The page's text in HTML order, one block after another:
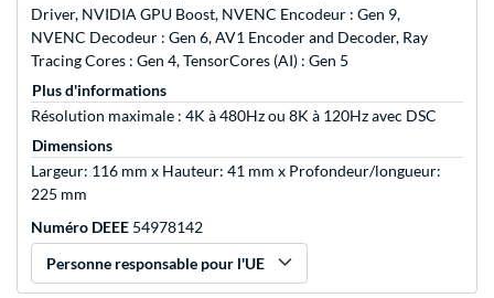
Driver, NVIDIA GPU Boost, NVENC Encodeur : Gen 9,
NVENC Decodeur : Gen 6, AV1 Encoder and Decoder, Ray
Tracing Cores : Gen 4, TensorCores (AI) : Gen 5
Plus d'informations
Résolution maximale : 4K à 480Hz ou 8K à 120Hz avec DSC
Dimensions
Largeur: 116 mm x Hauteur: 41 mm x Profondeur/longueur:
225 mm
Numéro DEEE 54978142
Personne responsable pour l'UE